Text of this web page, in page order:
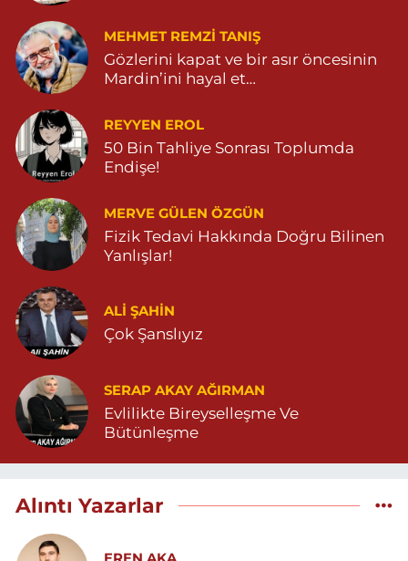
MEHMET REMZI TANIŞ
Gözlerini kapat ve bir asır öncesinin
Mardin’ini hayal et…
REYYEN EROL
50 Bin Tahliye Sonrası Toplumda
Endişe!
MERVE GÜLEN ÖZGÜN
Fizik Tedavi Hakkında Doğru Bilinen
Yanlışlar!
ALI ŞAHİN
Çok Şanslıyız
SERAP AKAY AĞIRMAN
Evlilikte Bireyselleşme Ve
Bütünleşme
Alıntı Yazarlar